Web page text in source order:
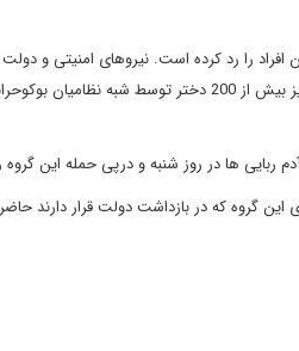
را رد کرده است. نیروهای امنیتی و
هدف انتقادهای بسیاری قرار گرفته اند. در 15 آوریل
ها در روز شنبه و درپی حمله این گروه رخ داد که در
گروه که در بازداشت دولت قرار دارند